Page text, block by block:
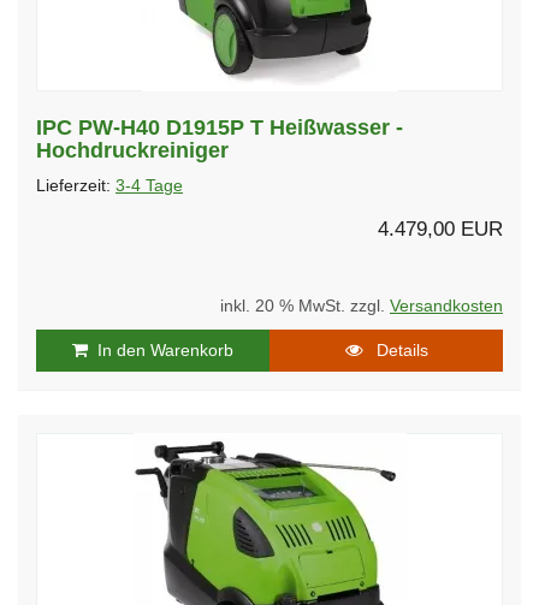
IPC PW-H40 D1915P T Heißwasser -
Hochdruckreiniger
Lieferzeit: 3-4 Tage
4.479,00 EUR
inkl. 20 % MwSt. zzgl. Versandkosten
In den Warenkorb Details